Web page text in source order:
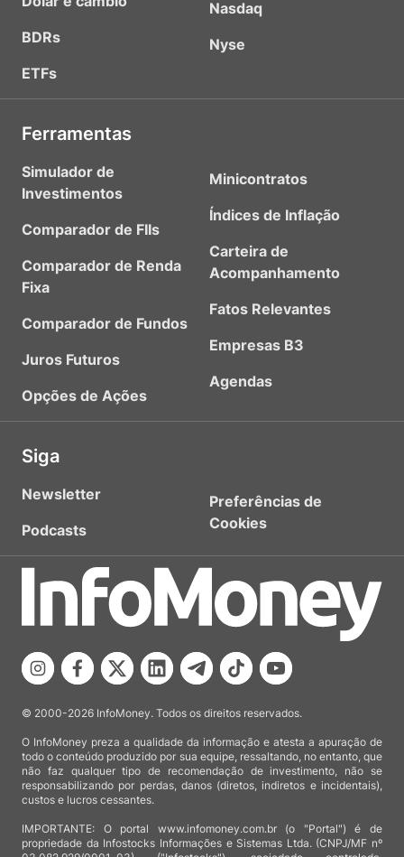
BDRs
ETFs
Nasdaq
Nyse
Ferramentas
Simulador de
Investimentos
Comparador de FIIs
Comparador de Renda
Fixa
Comparador de Fundos
Juros Futuros
Opções de Ações
Minicontratos
Índices de Inflação
Carteira de
Acompanhamento
Fatos Relevantes
Empresas B3
Agendas
Siga
Newsletter
Podcasts
Preferências de
Cookies
© 2000-2026 InfoMoney. Todos os direitos reservados.
O InfoMoney preza a qualidade da informação e atesta a apuração de
todo o conteúdo produzido por sua equipe, ressaltando, no entanto, que
não faz qualquer tipo de recomendação de investimento, não se
responsabilizando por perdas, danos (diretos, indiretos e incidentais),
custos e lucros cessantes.
IMPORTANTE: O portal www.infomoney.com.br (o "Portal") é de
propriedade da Infostocks Informações e Sistemas Ltda. (CNPJ/MF nº